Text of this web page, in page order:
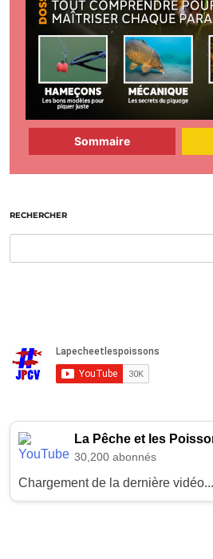
Sommaire
RECHERCHER
La Pêche et les
30,200 abonnés
Chargement de la dernière vidéo...